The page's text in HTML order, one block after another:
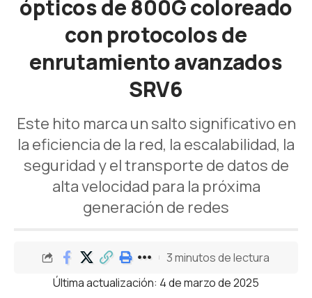
ópticos de 800G coloreado
con protocolos de
enrutamiento avanzados
SRV6
Este hito marca un salto significativo en
la eficiencia de la red, la escalabilidad, la
seguridad y el transporte de datos de
alta velocidad para la próxima
generación de redes
Última actualización: 4 de marzo de 2025
3 minutos de lectura